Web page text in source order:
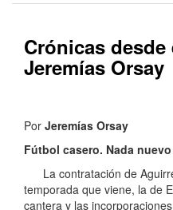
Crónicas desde
Jeremías Orsay
Por Jeremías Orsay
Fútbol casero. Nada
La contratación de
temporada que viene, la de
cantera y las